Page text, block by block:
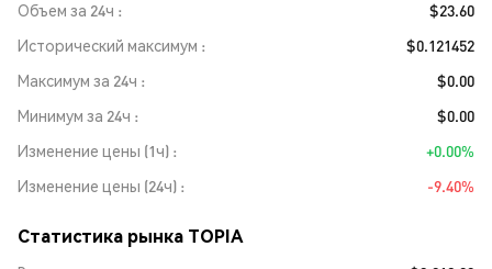
Объем за 24ч
$23.60
Исторический максимум
$0.121452
Максимум за 24ч
$0.00
Минимум за 24ч
$0.00
Изменение цены (1ч)
+0.00%
Изменение цены (24ч)
-9.40%
Статистика рынка TOPIA